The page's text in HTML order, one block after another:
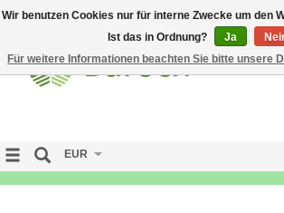
EUR
Wir benutzen Cookies nur für interne Zwecke um den
Ist das in Ordnung?
Ja
Für weitere Informationen beachten Sie bitte unsere